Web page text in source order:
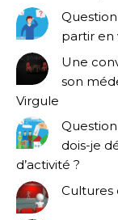
partir en
Une
son
Virgule
dois-je
d’activité ?
Cultures